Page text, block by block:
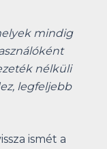
mindig
nélküli
legfeljebb
ismét a